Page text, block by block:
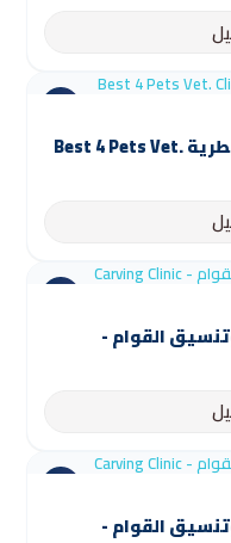
عيادة بيست فور بيتس البيطرية Best 4 Pets Vet.
القوام -
القوام -